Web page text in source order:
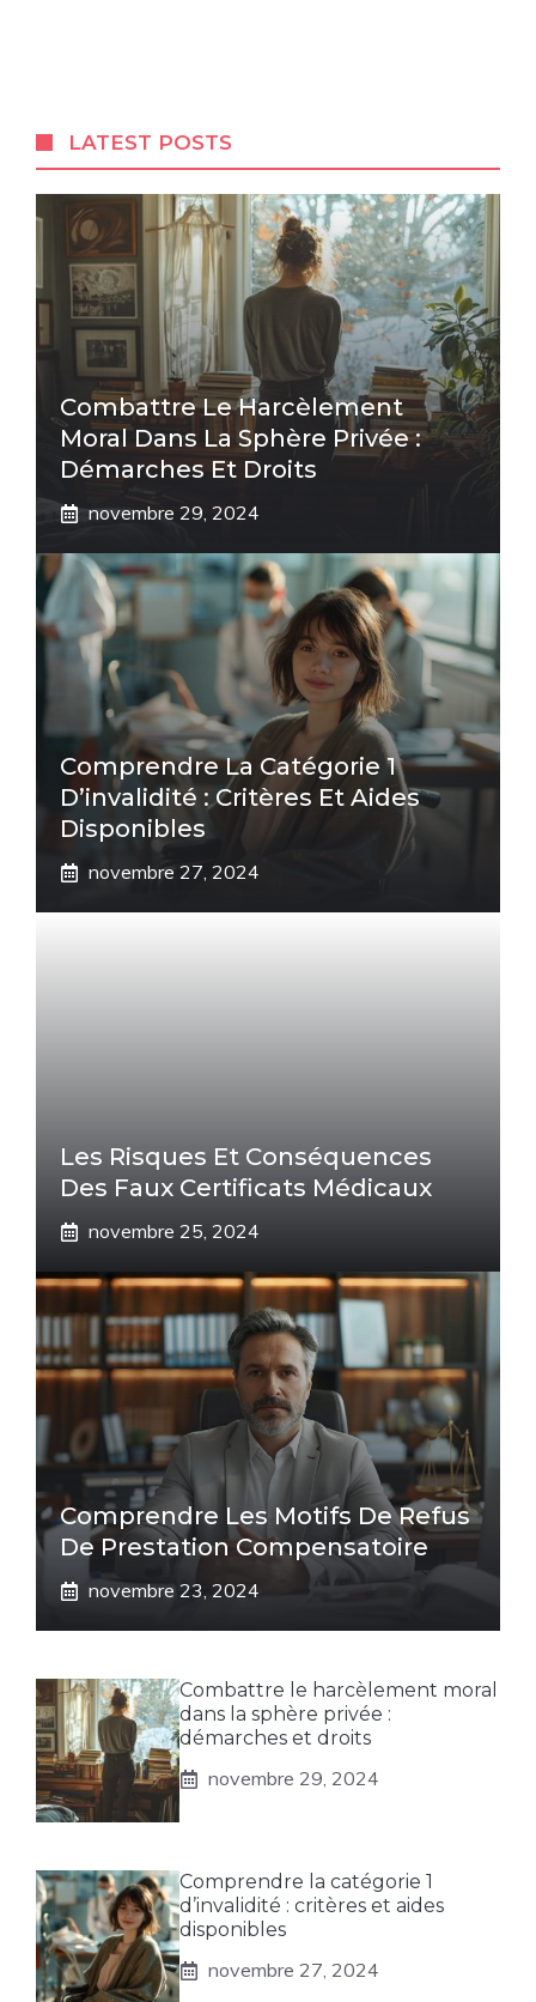
LATEST POSTS
Combattre Le Harcèlement
Moral Dans La Sphère Privée :
Démarches Et Droits
novembre 29, 2024
Comprendre La Catégorie 1
D’invalidité : Critères Et Aides
Disponibles
novembre 27, 2024
Les Risques Et Conséquences
Des Faux Certificats Médicaux
novembre 25, 2024
Comprendre Les Motifs De Refus
De Prestation Compensatoire
novembre 23, 2024
Combattre le harcèlement moral
dans la sphère privée :
démarches et droits
novembre 29, 2024
Comprendre la catégorie 1
d’invalidité : critères et aides
disponibles
novembre 27, 2024